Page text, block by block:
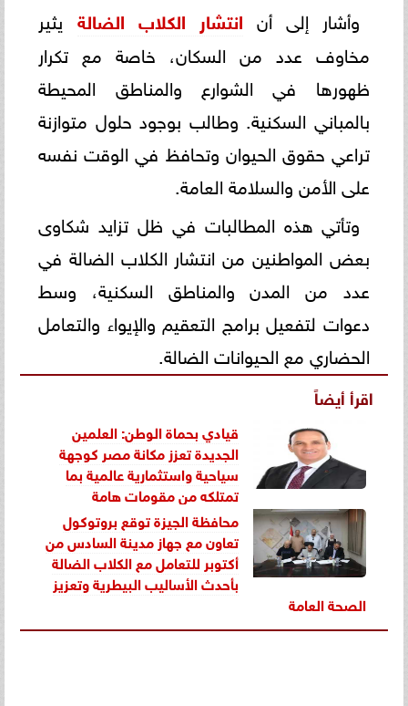
وأشار إلى أن انتشار الكلاب الضالة يثير
مخاوف عدد من السكان، خاصة مع تكرار
ظهورها في الشوارع والمناطق المحيطة
بالمباني السكنية. وطالب بوجود حلول متوازنة
تراعي حقوق الحيوان وتحافظ في الوقت نفسه
على الأمن والسلامة العامة.
وتأتي هذه المطالبات في ظل تزايد شكاوى
بعض المواطنين من انتشار الكلاب الضالة في
عدد من المدن والمناطق السكنية، وسط
دعوات لتفعيل برامج التعقيم والإيواء والتعامل
الحضاري مع الحيوانات الضالة.
اقرأ أيضاً
قيادي بحماة الوطن: العلمين
الجديدة تعزز مكانة مصر كوجهة
سياحية واستثمارية عالمية بما
تمتلكه من مقومات هامة
محافظة الجيزة توقع بروتوكول
تعاون مع جهاز مدينة السادس من
أكتوبر للتعامل مع الكلاب الضالة
بأحدث الأساليب البيطرية وتعزيز
الصحة العامة